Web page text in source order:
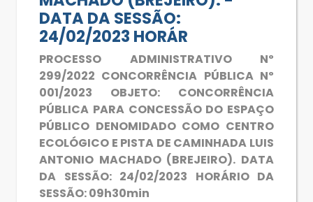
DATA DA SESSÃO:
24/02/2023 HORÁR
PROCESSO ADMINISTRATIVO Nº
299/2022 CONCORRÊNCIA PÚBLICA Nº
001/2023 OBJETO: CONCORRÊNCIA
PÚBLICA PARA CONCESSÃO DO ESPAÇO
PÚBLICO DENOMIDADO COMO CENTRO
ECOLÓGICO E PISTA DE CAMINHADA LUIS
ANTONIO MACHADO (BREJEIRO). DATA
DA SESSÃO: 24/02/2023 HORÁRIO DA
SESSÃO: 09h30min